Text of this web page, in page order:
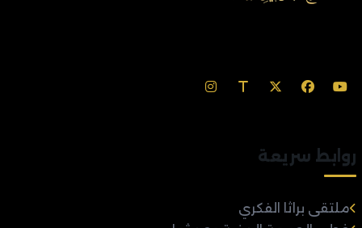
روابط سريعة
ملتقى براثا الفكري